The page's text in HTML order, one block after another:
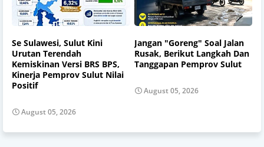
Se Sulawesi, Sulut Kini
Urutan Terendah
Kemiskinan Versi BRS BPS,
Kinerja Pemprov Sulut Nilai
Positif
August 05, 2026
Jangan "Goreng" Soal Jalan
Rusak, Berikut Langkah Dan
Tanggapan Pemprov Sulut
August 05, 2026